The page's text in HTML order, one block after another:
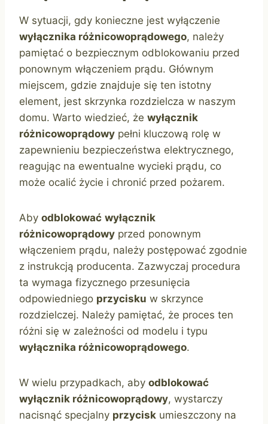
W sytuacji, gdy konieczne jest wyłączenie
wyłącznika różnicowoprądowego, należy
pamiętać o bezpiecznym odblokowaniu przed
ponownym włączeniem prądu. Głównym
miejscem, gdzie znajduje się ten istotny
element, jest skrzynka rozdzielcza w naszym
domu. Warto wiedzieć, że wyłącznik
różnicowoprądowy pełni kluczową rolę w
zapewnieniu bezpieczeństwa elektrycznego,
reagując na ewentualne wycieki prądu, co
może ocalić życie i chronić przed pożarem.
Aby odblokować wyłącznik
różnicowoprądowy przed ponownym
włączeniem prądu, należy postępować zgodnie
z instrukcją producenta. Zazwyczaj procedura
ta wymaga fizycznego przesunięcia
odpowiedniego przycisku w skrzynce
rozdzielczej. Należy pamiętać, że proces ten
różni się w zależności od modelu i typu
wyłącznika różnicowoprądowego.
W wielu przypadkach, aby odblokować
wyłącznik różnicowoprądowy, wystarczy
nacisnąć specjalny przycisk umieszczony na